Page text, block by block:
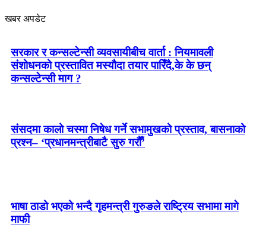
खबर अपडेट
सरकार र कन्सल्टेन्सी व्यवसायीबीच वार्ता : नियमावली
संशोधनको प्रस्तावित मस्यौदा तयार पारिँदै,के के छन्
कन्सल्टेन्सी माग ?
संसदमा कालो चस्मा निषेध गर्ने सभामुखको प्रस्ताव, बासनाको
प्रश्न– ‘प्रधानमन्त्रीबाटै सुरु गरौँ’
भाषा ठाडो भएको भन्दै गृहमन्त्री गुरुङले राष्ट्रिय सभामा मागे
माफी